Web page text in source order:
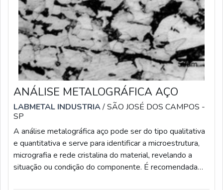
ANÁLISE METALOGRÁFICA AÇO
LABMETAL INDUSTRIA/ SÃO JOSÉ DOS CAMPOS -
SP
A análise metalográfica aço pode ser do tipo qualitativa
e quantitativa e serve para identificar a microestrutura,
micrografia e rede cristalina do material, revelando a
situação ou condição do componente. É recomendada